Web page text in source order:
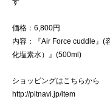
す
価格：6,800円
内容：『Air Force cuddle』(
化塩素水）』(500ml)
ショッピングはこちらから
http://pitnavi.jp/item